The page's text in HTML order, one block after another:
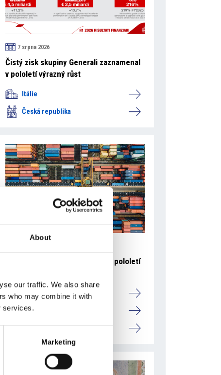
About
our traffic. We also share
who may combine it with
services.
Marketing
7 srpna 2026
Čistý zisk skupiny Generali zaznamenal
v pololetí výrazný růst
Itálie
Česká republika
Zahraniční obchod Itálie – ČR v pololetí
Přehled Ekonomika
Itálie
Česká republika